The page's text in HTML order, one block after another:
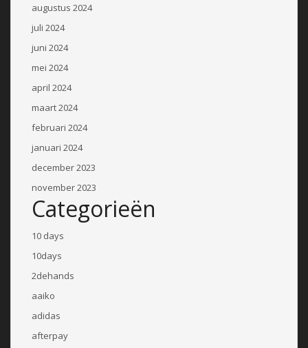
augustus 2024
juli 2024
juni 2024
mei 2024
april 2024
maart 2024
februari 2024
januari 2024
december 2023
november 2023
Categorieën
10 days
10days
2dehands
aaiko
adidas
afterpay